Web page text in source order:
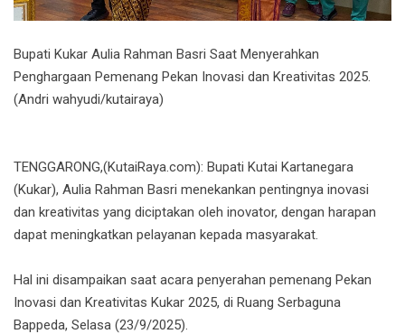
Bupati Kukar Aulia Rahman Basri Saat Menyerahkan
Penghargaan Pemenang Pekan Inovasi dan Kreativitas 2025.
(Andri wahyudi/kutairaya)
TENGGARONG,(KutaiRaya.com): Bupati Kutai Kartanegara
(Kukar), Aulia Rahman Basri menekankan pentingnya inovasi
dan kreativitas yang diciptakan oleh inovator, dengan harapan
dapat meningkatkan pelayanan kepada masyarakat.
Hal ini disampaikan saat acara penyerahan pemenang Pekan
Inovasi dan Kreativitas Kukar 2025, di Ruang Serbaguna
Bappeda, Selasa (23/9/2025).